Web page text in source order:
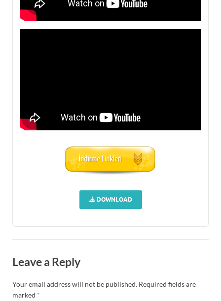
DOWNLOAD
Leave a Reply
Your email address will not be published. Required fields are
marked *